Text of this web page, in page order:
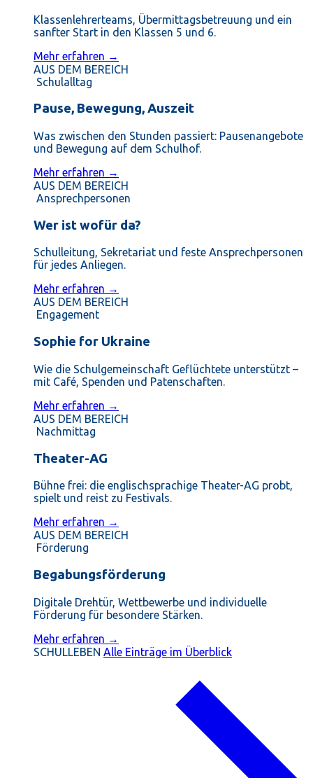
Klassenlehrerteams, Übermittagsbetreuung und ein
sanfter Start in den Klassen 5 und 6.
Mehr erfahren →
AUS DEM BEREICH
Schulalltag
Pause, Bewegung, Auszeit
Was zwischen den Stunden passiert: Pausenangebote
und Bewegung auf dem Schulhof.
Mehr erfahren →
AUS DEM BEREICH
Ansprechpersonen
Wer ist wofür da?
Schulleitung, Sekretariat und feste Ansprechpersonen
für jedes Anliegen.
Mehr erfahren →
AUS DEM BEREICH
Engagement
Sophie for Ukraine
Wie die Schulgemeinschaft Geflüchtete unterstützt –
mit Café, Spenden und Patenschaften.
Mehr erfahren →
AUS DEM BEREICH
Nachmittag
Theater-AG
Bühne frei: die englischsprachige Theater-AG probt,
spielt und reist zu Festivals.
Mehr erfahren →
AUS DEM BEREICH
Förderung
Begabungsförderung
Digitale Drehtür, Wettbewerbe und individuelle
Förderung für besondere Stärken.
Mehr erfahren →
SCHULLEBEN Alle Einträge im Überblick